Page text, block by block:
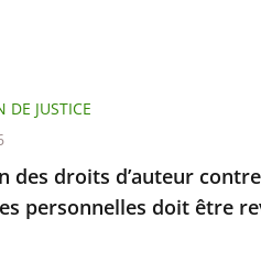
des droits d’auteur
personnelles doit être
DE JUSTICE